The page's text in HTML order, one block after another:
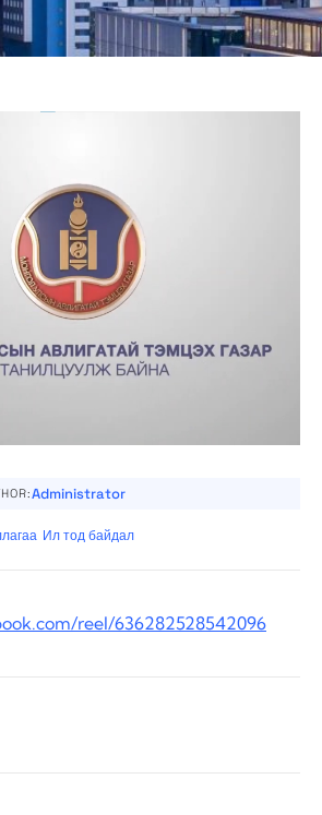
Administrator
Ил тод байдал
reel/636282528542096